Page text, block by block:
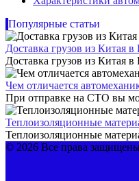
Популярные статьи
Доставка грузов из Китая
Доставка грузов из Китая
Чем отличается
При отправке на СТО вы
Теплоизоляционные
Теплоизоляционные
© 2026 Все права